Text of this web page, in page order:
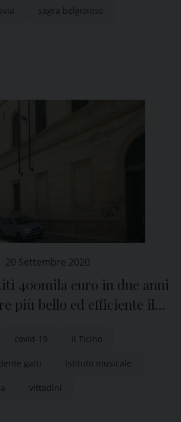
sagra belgioioso
20 Settembre 2020
400mila euro in due anni
più bello ed efficiente il
covid-19 Il Ticino
gatti istituto musicale
vittadini